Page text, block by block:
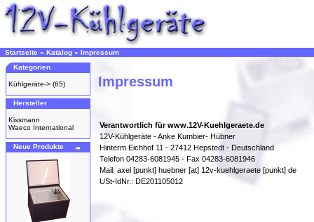
Startseite » Katalog » Impressum
Kategorien
Kühlgeräte-> (65)
Hersteller
Kissmann
Waeco International
Neue Produkte
Impressum
Verantwortlich für www.12V-Kuehlgeraete.de
12V-Kühlgeräte - Anke Kumbier- Hübner
Hinterm Eichhof 11 - 27412 Hepstedt - Deutschland
Telefon 04283-6081945 - Fax 04283-6081946
Mail: axel [punkt] huebner [at] 12v-kuehlgeraete [punkt] de
USt-IdNr.: DE201105012